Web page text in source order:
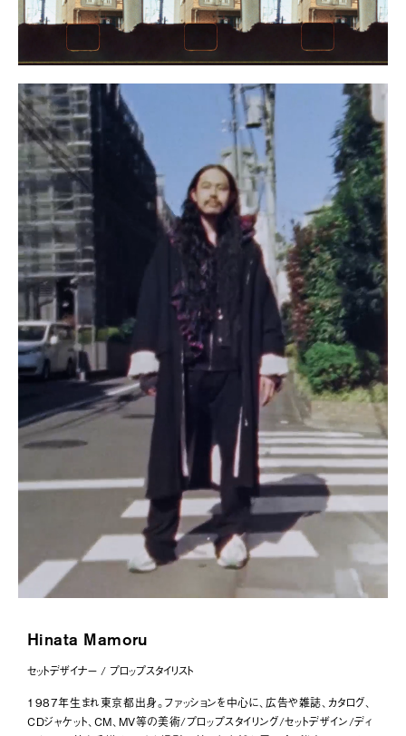
198 サトウアタル
197 河村康輔
196 dokkoi
195 野村訓市
194 メグ ウチダ
193 MIKIKO
192 大柴裕介
191 森相文宏
190 Kabe
189 桜木レオン
188 メガネ
187 芳賀陽平
HIMAWARI
yUKI TAKESHIMA
184
182 casey
180 葛西パレ有希
Hinata Mamoru
セットデザイナー / プロップスタイリスト
1987年生まれ東京都出身。ファッションを中心に、広告や雑誌、カタログ、
CDジャケット、CM、MV等の美術/プロップスタイリング/セットデザイン/ディ